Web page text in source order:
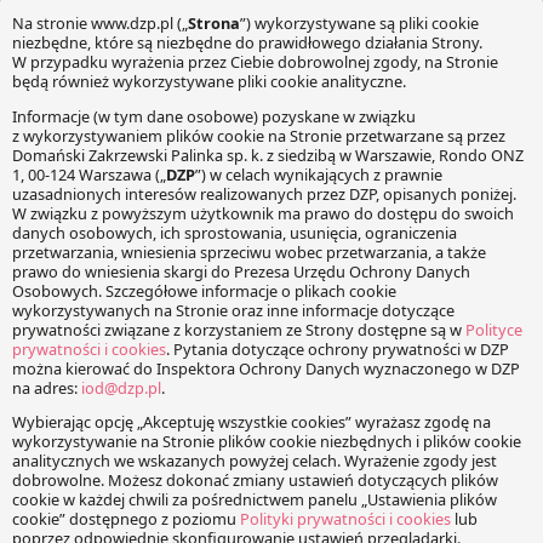
O gołębiach i jastrzębiach oraz o
zdziwieniu przeciętnego podatnika na tle
uchwał Rady do Spraw Przeciwdziałania
Unikaniu Opodatkowania nr 4-9/2021. Z
notatnika litygatora podatkowego – odc.
3
6 września 2021 Artur Nowak
Kilka miesięcy temu opublikowałem na naszym blogu